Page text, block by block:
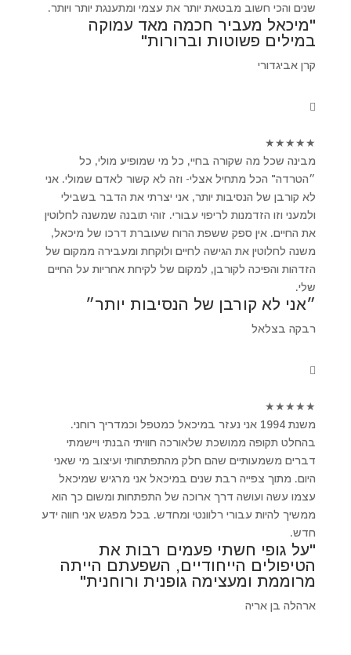
שנים והכי חשוב מבטאת יותר את עצמי ומתענגת יותר ויותר.
"מיכאל מעביר חכמה מאד עמוקה
במילים פשוטות וברורות"
קרן אביגדורי
★
★
★
★
★
מבינה שכל מה שקורה בחיי, כל מי שמופיע מולי, כל
״הטרדה" הכל מתחיל אצלי- וזה לא קשור לאדם שמולי. אני
לא קורבן של הנסיבות יותר, אני יצרתי את הדבר בשבילי
ולמעני וזו הזדמנות לריפוי עבורי. זוהי תובנה שמשנה לחלוטין
את החיים. אין ספק ששפת הרוח שעוברת דרכו של מיכאל,
משנה לחלוטין את הגישה לחיים ולוקחת ומעבירה ממקום של
הזדהות והפיכה לקורבן, למקום של לקיחת אחריות על החיים
שלי.
״אני לא קורבן של הנסיבות יותר״
רבקה בצלאל
★
★
★
★
★
משנת 1994 אני נעזר במיכאל כמטפל וכמדריך רוחני.
בהחלט תקופה ממושכת שלאורכה חוויתי הבנתי ויישמתי
דברים משמעותיים שהם חלק מהתפתחותי ועיצוב מי שאני
היום. מתוך צפייה רבת שנים במיכאל אני מרגיש שמיכאל
עצמו עשה ועושה דרך ארוכה של התפתחות ומשום כך הוא
ממשיך להיות עבורי רלוונטי ומחדש. בכל מפגש אני חווה ידע
חדש.
"על גופי חשתי פעמים רבות את
הטיפולים הייחודיים, השפעתם הייתה
מרוממת ומעצימה גופנית ורוחנית"
ארהלה בן אריה